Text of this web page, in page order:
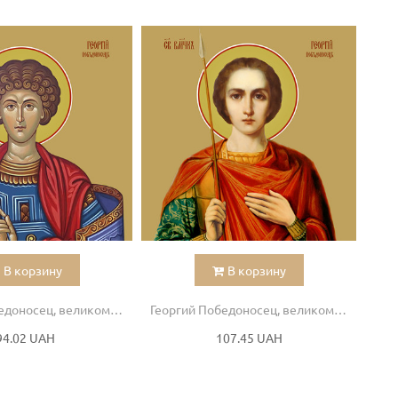
В корзину
Георгий Победоносец, великомученик
UAH
В корзину
Георгий Победоносец, великомученик
107.45 UAH